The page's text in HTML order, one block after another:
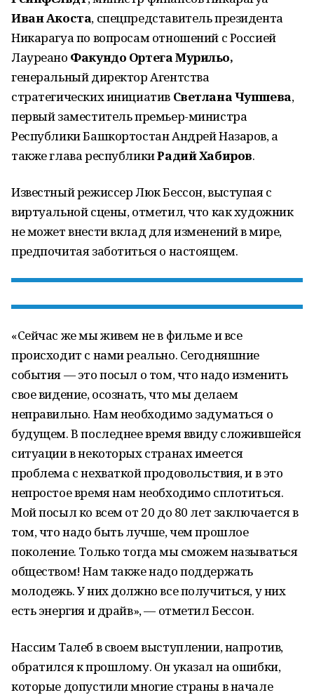
Иван Акоста, спецпредставитель президента
Никарагуа по вопросам отношений с Россией
Лауреано Факундо Ортега Мурильо,
генеральный директор Агентства
стратегических инициатив Светлана Чупшева,
первый заместитель премьер-министра
Республики Башкортостан Андрей Назаров, а
также глава республикиРадий Хабиров.
Известный режиссер Люк Бессон, выступая с
виртуальной сцены, отметил, что как художник
не может внести вклад для изменений в мире,
предпочитая заботиться о настоящем.
«Сейчас же мы живем не в фильме и все
происходит с нами реально. Сегодняшние
события — это посыл о том, что надо изменить
свое видение, осознать, что мы делаем
неправильно. Нам необходимо задуматься о
будущем. В последнее время ввиду сложившейся
ситуации в некоторых странах имеется
проблема с нехваткой продовольствия, и в это
непростое время нам необходимо сплотиться.
Мой посыл ко всем от 20 до 80 лет заключается в
том, что надо быть лучше, чем прошлое
поколение. Только тогда мы сможем называться
обществом! Нам также надо поддержать
молодежь. У них должно все получиться, у них
есть энергия и драйв», — отметил Бессон.
Нассим Талеб в своем выступлении, напротив,
обратился к прошлому. Он указал на ошибки,
которые допустили многие страны в начале